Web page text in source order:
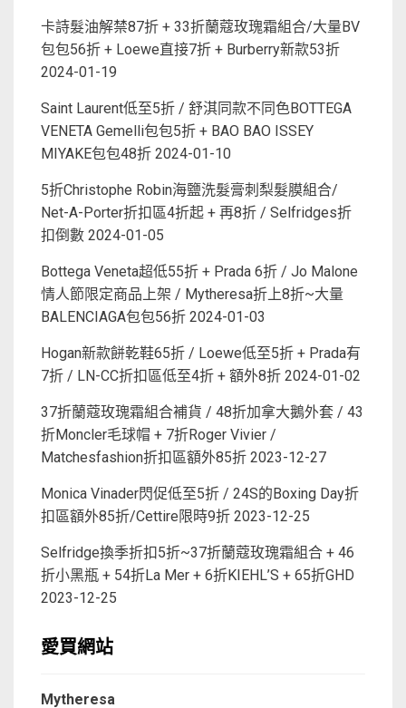
卡詩髮油解禁87折 + 33折蘭蔻玫瑰霜組合/大量BV
包包56折 + Loewe直接7折 + Burberry新款53折
2024-01-19
Saint Laurent低至5折 / 舒淇同款不同色BOTTEGA
VENETA Gemelli包包5折 + BAO BAO ISSEY
MIYAKE包包48折 2024-01-10
5折Christophe Robin海鹽洗髮膏刺梨髮膜組合/
Net-A-Porter折扣區4折起 + 再8折 / Selfridges折
扣倒數 2024-01-05
Bottega Veneta超低55折 + Prada 6折 / Jo Malone
情人節限定商品上架 / Mytheresa折上8折~大量
BALENCIAGA包包56折 2024-01-03
Hogan新款餅乾鞋65折 / Loewe低至5折 + Prada有
7折 / LN-CC折扣區低至4折 + 額外8折 2024-01-02
37折蘭蔻玫瑰霜組合補貨 / 48折加拿大鵝外套 / 43
折Moncler毛球帽 + 7折Roger Vivier /
Matchesfashion折扣區額外85折 2023-12-27
Monica Vinader閃促低至5折 / 24S的Boxing Day折
扣區額外85折/Cettire限時9折 2023-12-25
Selfridge換季折扣5折~37折蘭蔻玫瑰霜組合 + 46
折小黑瓶 + 54折La Mer + 6折KIEHL’S + 65折GHD
2023-12-25
愛買網站
Mytheresa